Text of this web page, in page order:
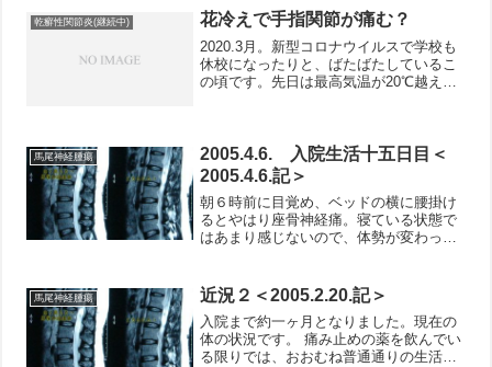
乾癬性関節炎(継続中) 花冷えで手指関節が痛む？
2020.3月。新型コロナウイルスで学校も
休校になったりと、ばたばたしているこ
の頃です。先日は最高気温が20℃越え、
て今朝も最低気...
馬尾神経腫瘍
2005.4.6. 入院生活十五日目＜
2005.4.6.記＞
朝６時前に目覚め、ベッドの横に腰掛け
るとやはり座骨神経痛。寝ている状態で
はあまり感じないので、体勢が変わった
ールが届く。やはり手術後には、同様の
症状にしばらく悩まされた...
馬尾神経腫瘍 近況２＜2005.2.20.記＞
入院まで約一ヶ月となりました。現在の
体の状況です。 痛み止めの薬を飲んでい
る限りでは、おおむね普通通りの生活を